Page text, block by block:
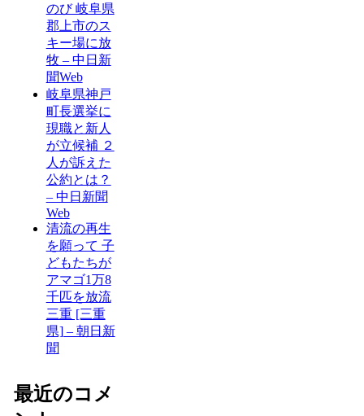
のび 岐阜県
郡上市のス
キー場に放
牧 – 中日新
聞Web
岐阜県神戸
町長選挙に
現職と新人
が立候補 ２
人が訴えた
公約とは？
– 中日新聞
Web
清流の再生
を願って 子
どもたちが
アマゴ1万8
千匹を放流
三重 [三重
県] – 朝日新
聞
最近のコメ